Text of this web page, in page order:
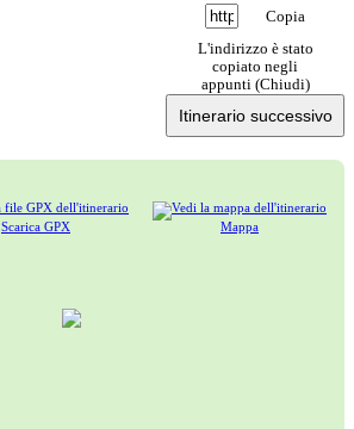
Copia
L'indirizzo è stato
copiato negli
appunti (Chiudi)
Itinerario successivo
Mappa
Scarica GPX